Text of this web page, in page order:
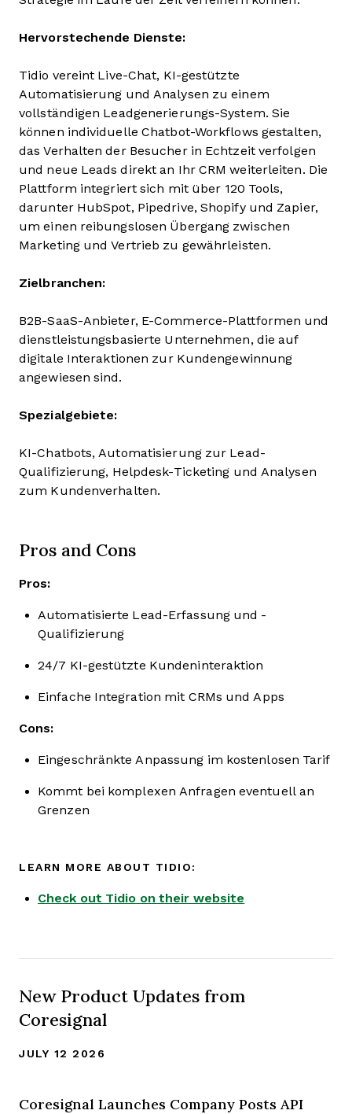
Hervorstechende Dienste:
Tidio vereint Live-Chat, KI-gestützte
Automatisierung und Analysen zu einem
vollständigen Leadgenerierungs-System. Sie
können individuelle Chatbot-Workflows gestalten,
das Verhalten der Besucher in Echtzeit verfolgen
und neue Leads direkt an Ihr CRM weiterleiten. Die
Plattform integriert sich mit über 120 Tools,
darunter HubSpot, Pipedrive, Shopify und Zapier,
um einen reibungslosen Übergang zwischen
Marketing und Vertrieb zu gewährleisten.
Zielbranchen:
B2B-SaaS-Anbieter, E-Commerce-Plattformen und
dienstleistungsbasierte Unternehmen, die auf
digitale Interaktionen zur Kundengewinnung
angewiesen sind.
Spezialgebiete:
KI-Chatbots, Automatisierung zur Lead-
Qualifizierung, Helpdesk-Ticketing und Analysen
zum Kundenverhalten.
Pros and Cons
Pros:
Automatisierte Lead-Erfassung und -
Qualifizierung
24/7 KI-gestützte Kundeninteraktion
Einfache Integration mit CRMs und Apps
Cons:
Eingeschränkte Anpassung im kostenlosen Tarif
Kommt bei komplexen Anfragen eventuell an
Grenzen
LEARN MORE ABOUT TIDIO:
Check out Tidio on their website
New Product Updates from
Coresignal
JULY 12 2026
Coresignal Launches Company Posts API